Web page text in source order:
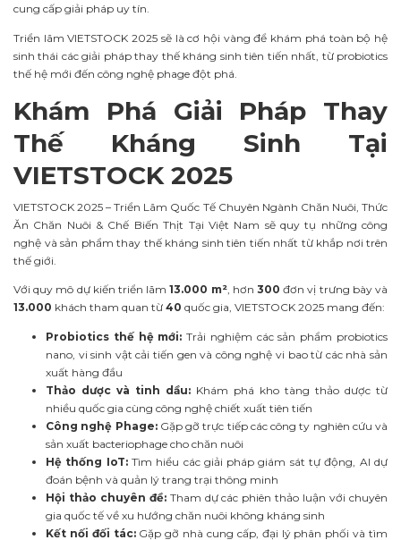
cung cấp giải pháp uy tín.
Triển lãm VIETSTOCK 2025 sẽ là cơ hội vàng để khám phá toàn bộ hệ
sinh thái các giải pháp thay thế kháng sinh tiên tiến nhất, từ probiotics
thế hệ mới đến công nghệ phage đột phá.
Khám Phá Giải Pháp Thay
Thế Kháng Sinh Tại
VIETSTOCK 2025
VIETSTOCK 2025 – Triển Lãm Quốc Tế Chuyên Ngành Chăn Nuôi, Thức
Ăn Chăn Nuôi & Chế Biến Thịt Tại Việt Nam sẽ quy tụ những công
nghệ và sản phẩm thay thế kháng sinh tiên tiến nhất từ khắp nơi trên
thế giới.
Với quy mô dự kiến triển lãm13.000 m², hơn300 đơn vị trưng bày và
13.000 khách tham quan từ 40 quốc gia, VIETSTOCK 2025 mang đến:
Probiotics thế hệ mới: Trải nghiệm các sản phẩm probiotics
nano, vi sinh vật cải tiến gen và công nghệ vi bao từ các nhà sản
xuất hàng đầu
Thảo dược và tinh dầu: Khám phá kho tàng thảo dược từ
nhiều quốc gia cùng công nghệ chiết xuất tiên tiến
Công nghệ Phage:Gặp gỡ trực tiếp các công ty nghiên cứu và
sản xuất bacteriophage cho chăn nuôi
Hệ thống IoT:Tìm hiểu các giải pháp giám sát tự động, AI dự
đoán bệnh và quản lý trang trại thông minh
Hội thảo chuyên đề:Tham dự các phiên thảo luận với chuyên
gia quốc tế về xu hướng chăn nuôi không kháng sinh
Kết nối đối tác:Gặp gỡ nhà cung cấp, đại lý phân phối và tìm